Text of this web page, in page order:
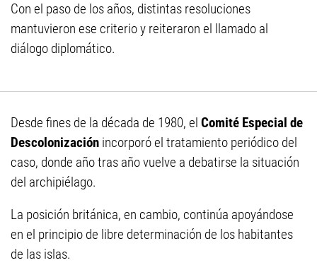
Con el paso de los años, distintas resoluciones
mantuvieron ese criterio y reiteraron el llamado al
diálogo diplomático.
Desde fines de la década de 1980, el Comité Especial de
Descolonización incorporó el tratamiento periódico del
caso, donde año tras año vuelve a debatirse la situación
del archipiélago.
La posición británica, en cambio, continúa apoyándose
en el principio de libre determinación de los habitantes
de las islas.